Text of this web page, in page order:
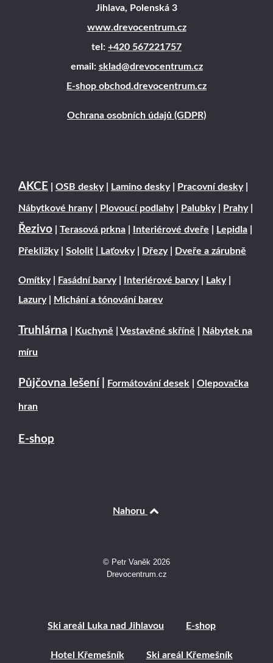
Jihlava, Polenská 3
www.drevocentrum.cz
tel: +420 567221757
email: sklad@drevocentrum.cz
E-shop obchod.drevocentrum.cz
Ochrana osobních údajů (GDPR)
AKCE OSB desky| Lamino desky| Pracovní desky|
Nábytkové hrany| Plovoucí podlahy| Palubky| Prahy|
Řezivo Terasová prkna Interiérové dveře Lepidla
Překližky| Sololit Laťovky| Dřezy| Dveře a zárubně
Omítky| Fasádní barvy| Interiérové barvy| Laky|
Lazury| Michání a tónování barev
Truhlárna Kuchyně Vestavěné skříně Nábytek na
míru
Půjčovna lešení Formátování desek Olepovačka
hran
E-shop
Nahoru
© Petr Vaněk 2026
Drevocentrum.cz
Ski areál Luka nad Jihlavou E-shop
Hotel Křemešník Ski areál Křemešník